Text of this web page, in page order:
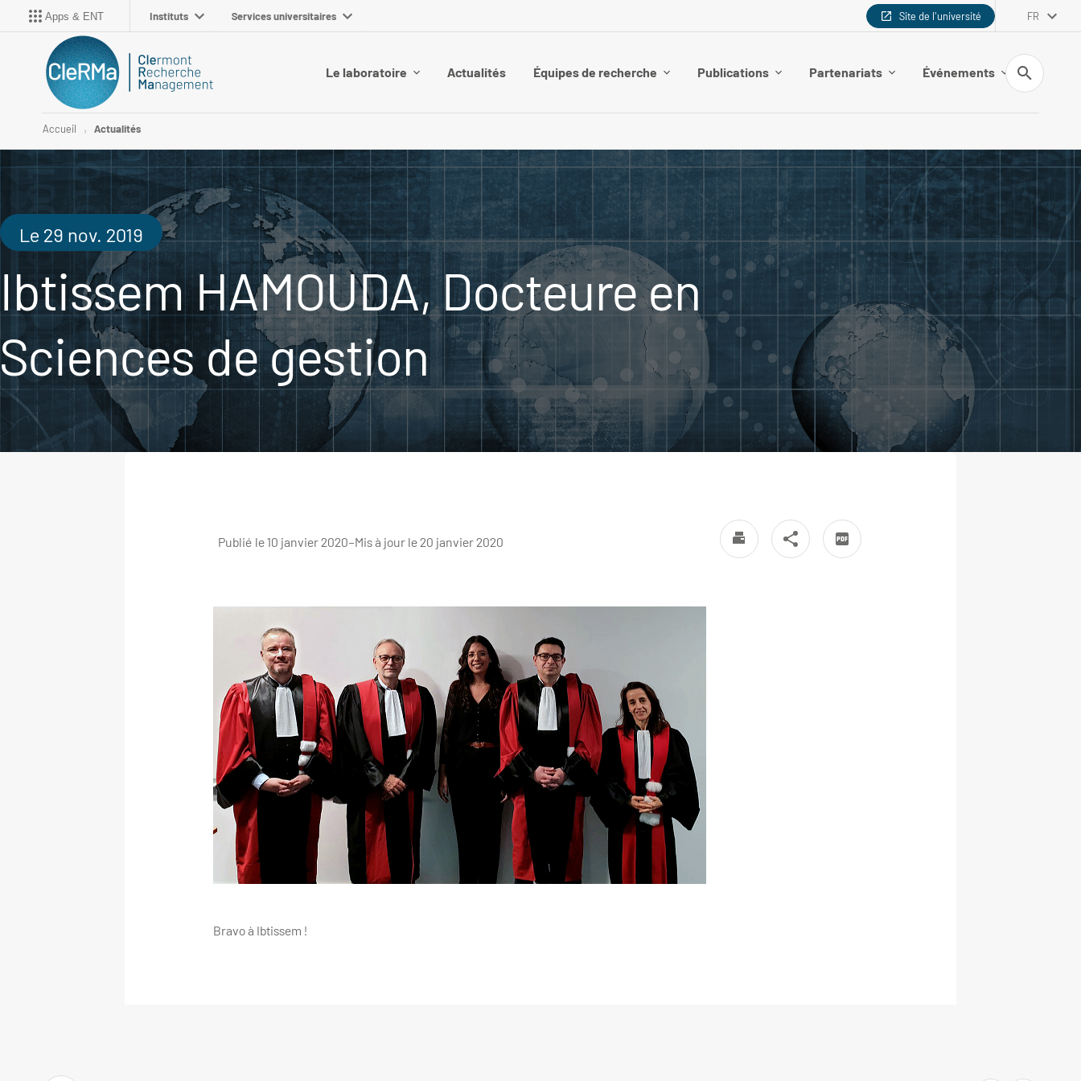
Apps & ENT Instituts Services universitaires Site de l'université FR
Le laboratoire Actualités Équipes de recherche Publications Partenariats Événements
Recherche
Accueil Actualités
Le 29 nov. 2019
Ibtissem HAMOUDA, Docteure en
Sciences de gestion
Publié le 10 janvier 2020–Mis à jour le 20 janvier 2020
Bravo à Ibtissem !